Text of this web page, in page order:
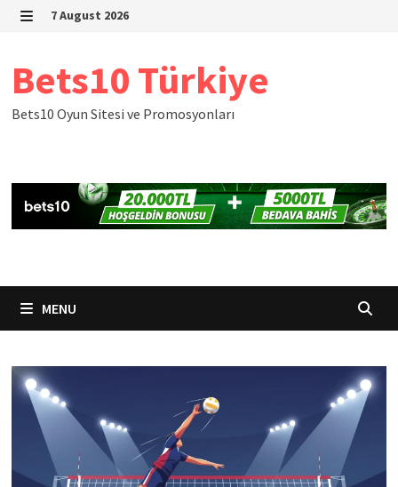
Skip
7 August 2026
Bets10 Türkiye
Bets10 Oyun Sitesi ve Promosyonları
MENU